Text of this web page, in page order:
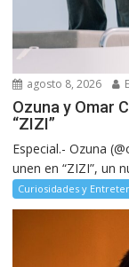
agosto 8, 2026
Ozuna y Omar
“ZIZI”
Especial.- Ozuna
unen en “ZIZI”, un
Curiosidades y